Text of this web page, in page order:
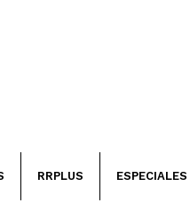
RRPLUS ESPECIALES